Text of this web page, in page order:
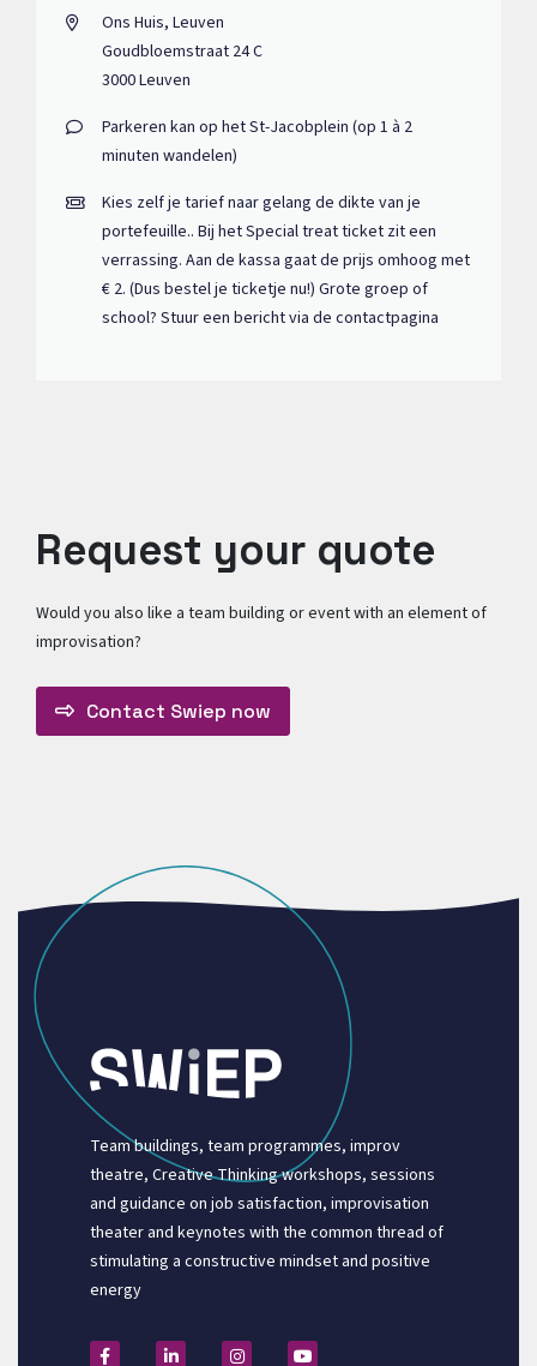
Ons Huis, Leuven
Goudbloemstraat 24 C
3000 Leuven
Parkeren kan op het St-Jacobplein (op 1 à 2
minuten wandelen)
Kies zelf je tarief naar gelang de dikte van je
portefeuille.. Bij het Special treat ticket zit een
verrassing. Aan de kassa gaat de prijs omhoog met
€ 2. (Dus bestel je ticketje nu!) Grote groep of
school? Stuur een bericht via de contactpagina
Request your quote
Would you also like a team building or event with an element of
improvisation?
Contact Swiep now
Team buildings, team programmes, improv
theatre, Creative Thinking workshops, sessions
and guidance on job satisfaction, improvisation
theater and keynotes with the common thread of
stimulating a constructive mindset and positive
energy